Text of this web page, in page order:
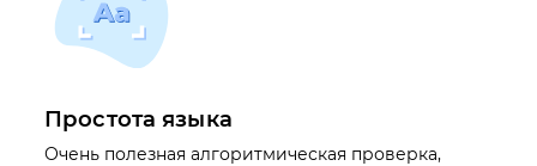
Простота языка
Очень полезная алгоритмическая проверка,